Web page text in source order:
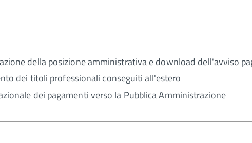
della posizione amministrativa e download dell'avviso
dei titoli professionali conseguiti all'estero
dei pagamenti verso la Pubblica Amministrazione